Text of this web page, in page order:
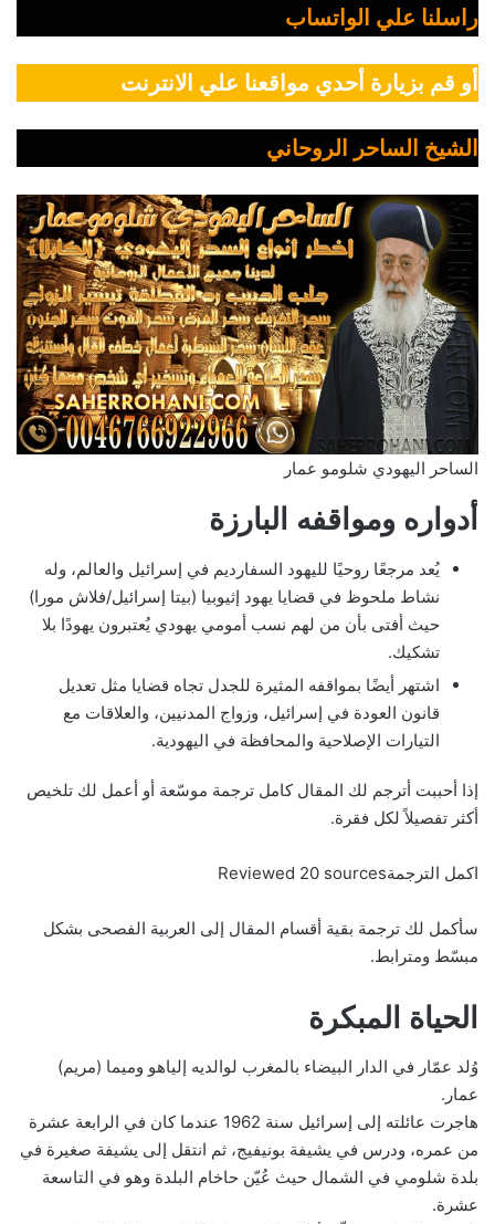
راسلنا علي الواتساب
أو قم بزيارة أحدي مواقعنا علي الانترنت
الشيخ الساحر الروحاني
الساحر اليهودي شلومو عمار
أدواره ومواقفه البارزة
يُعد مرجعًا روحيًا لليهود السفارديم في إسرائيل والعالم، وله
نشاط ملحوظ في قضايا يهود إثيوبيا (بيتا إسرائيل/فلاش مورا)
حيث أفتى بأن من لهم نسب أمومي يهودي يُعتبرون يهودًا بلا
تشكيك.
اشتهر أيضًا بمواقفه المثيرة للجدل تجاه قضايا مثل تعديل
قانون العودة في إسرائيل، وزواج المدنيين، والعلاقات مع
التيارات الإصلاحية والمحافظة في اليهودية.
إذا أحببت أترجم لك المقال كامل ترجمة موسّعة أو أعمل لك تلخيص
أكثر تفصيلاً لكل فقرة.
اكمل الترجمةReviewed 20 sources
سأكمل لك ترجمة بقية أقسام المقال إلى العربية الفصحى بشكل
مبسّط ومترابط.
الحياة المبكرة
وُلد عمّار في الدار البيضاء بالمغرب لوالديه إلياهو وميما (مريم)
عمار.
هاجرت عائلته إلى إسرائيل سنة 1962 عندما كان في الرابعة عشرة
من عمره، ودرس في يشيفة بونيفيج، ثم انتقل إلى يشيفة صغيرة في
بلدة شلومي في الشمال حيث عُيّن حاخام البلدة وهو في التاسعة
عشرة.